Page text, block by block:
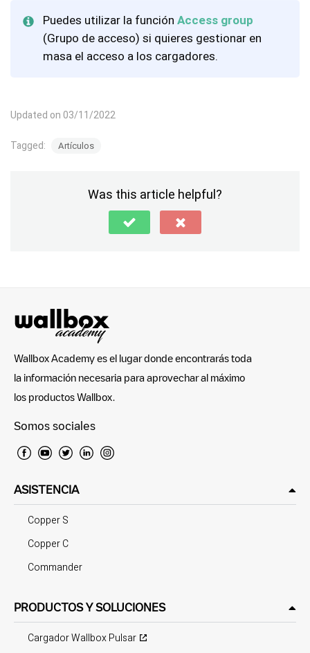
Puedes utilizar la función Access group
(Grupo de acceso) si quieres gestionar en
masa el acceso a los cargadores.
Updated on 03/11/2022
Tagged: Artículos
Was this article helpful?
Wallbox Academy es el lugar donde encontrarás toda
la información necesaria para aprovechar al máximo
los productos Wallbox.
Somos sociales
ASISTENCIA
Copper S
Copper C
Commander
PRODUCTOS Y SOLUCIONES
Cargador Wallbox Pulsar